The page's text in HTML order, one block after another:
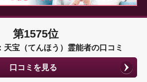
第1575位
天宝（てんほう）霊能者の口コミ
口コミを見る